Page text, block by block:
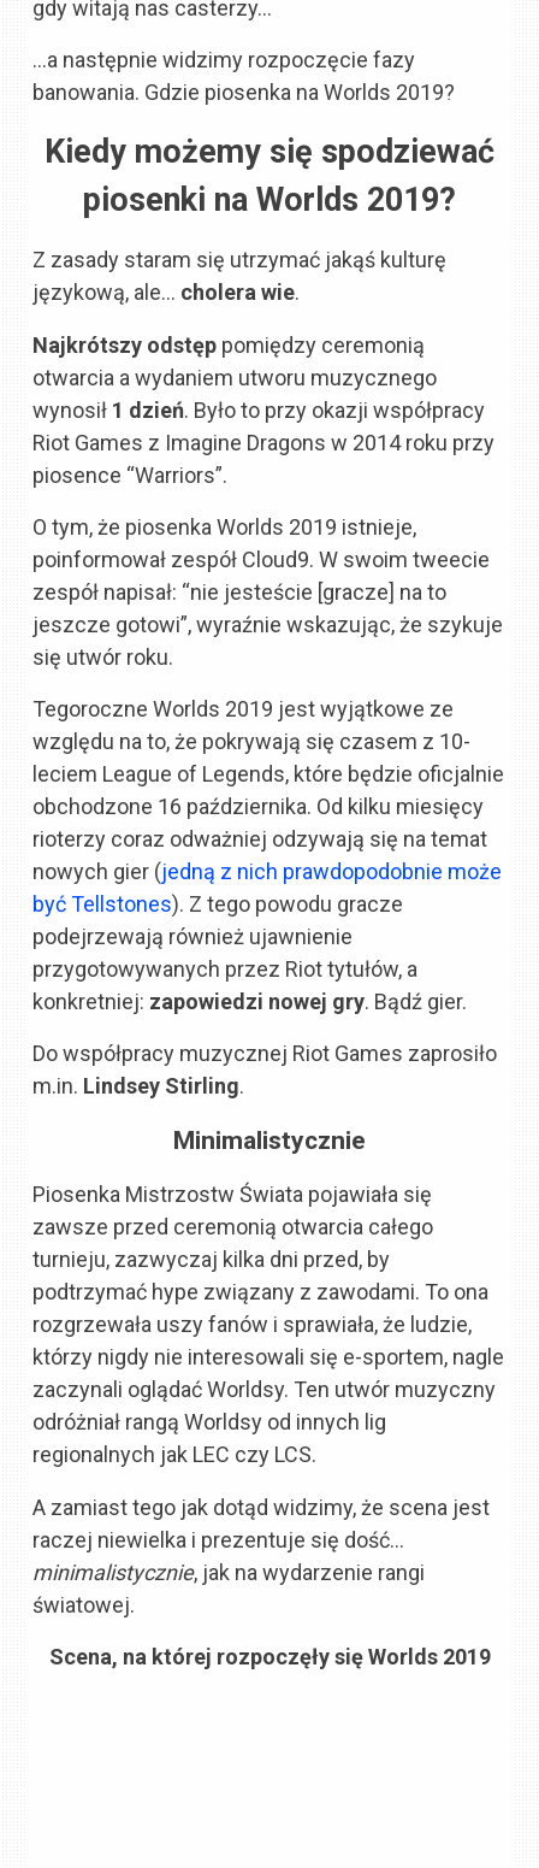
gdy witają nas casterzy…
…a następnie widzimy rozpoczęcie fazy
banowania. Gdzie piosenka na Worlds 2019?
Kiedy możemy się spodziewać
piosenki na Worlds 2019?
Z zasady staram się utrzymać jakąś kulturę
językową, ale… cholera wie.
Najkrótszy odstęp pomiędzy ceremonią
otwarcia a wydaniem utworu muzycznego
wynosił 1 dzień. Było to przy okazji współpracy
Riot Games z Imagine Dragons w 2014 roku przy
piosence “Warriors”.
O tym, że piosenka Worlds 2019 istnieje,
poinformował zespół Cloud9. W swoim tweecie
zespół napisał: “nie jesteście [gracze] na to
jeszcze gotowi”, wyraźnie wskazując, że szykuje
się utwór roku.
Tegoroczne Worlds 2019 jest wyjątkowe ze
względu na to, że pokrywają się czasem z 10-
leciem League of Legends, które będzie oficjalnie
obchodzone 16 października. Od kilku miesięcy
rioterzy coraz odważniej odzywają się na temat
nowych gier (jedną z nich prawdopodobnie może
być Tellstones). Z tego powodu gracze
podejrzewają również ujawnienie
przygotowywanych przez Riot tytułów, a
konkretniej: zapowiedzi nowej gry. Bądź gier.
Do współpracy muzycznej Riot Games zaprosiło
m.in. Lindsey Stirling.
Minimalistycznie
Piosenka Mistrzostw Świata pojawiała się
zawsze przed ceremonią otwarcia całego
turnieju, zazwyczaj kilka dni przed, by
podtrzymać hype związany z zawodami. To ona
rozgrzewała uszy fanów i sprawiała, że ludzie,
którzy nigdy nie interesowali się e-sportem, nagle
zaczynali oglądać Worldsy. Ten utwór muzyczny
odróżniał rangą Worldsy od innych lig
regionalnych jak LEC czy LCS.
A zamiast tego jak dotąd widzimy, że scena jest
raczej niewielka i prezentuje się dość…
minimalistycznie, jak na wydarzenie rangi
światowej.
Scena, na której rozpoczęły się Worlds 2019